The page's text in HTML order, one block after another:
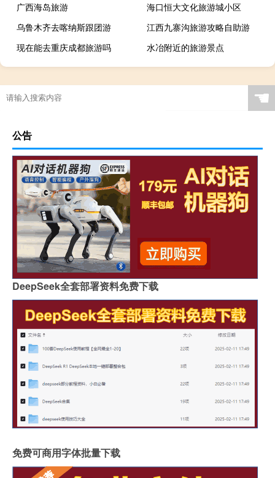
广西海岛旅游
海口恒大文化旅游城小区
乌鲁木齐去喀纳斯跟团游
江西九寨沟旅游攻略自助游
现在能去重庆成都旅游吗
水冶附近的旅游景点
☚
公告
DeepSeek全套部署资料免费下载
免费可商用字体批量下载